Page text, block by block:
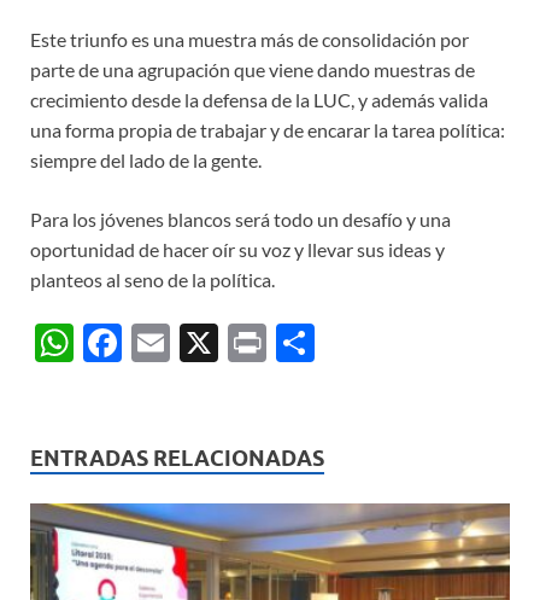
Este triunfo es una muestra más de consolidación por
parte de una agrupación que viene dando muestras de
crecimiento desde la defensa de la LUC, y además valida
una forma propia de trabajar y de encarar la tarea política:
siempre del lado de la gente.
Para los jóvenes blancos será todo un desafío y una
oportunidad de hacer oír su voz y llevar sus ideas y
planteos al seno de la política.
W
s
A
p
p
F
b
o
o
k
E
X
P
p
ar
ti
r
ENTRADAS RELACIONADAS